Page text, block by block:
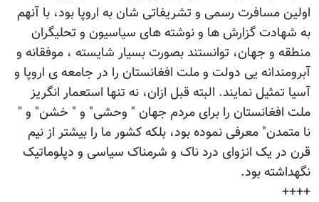
اولین مسافرت رسمی و تشریفاتی شان به اروپا بود، با آنهم
به شهادت گزارش ها و نوشته های سیاسیون و تحلیگران
منطقه و جهان، توانستند بصورت بسیار شایسته ، موفقانه و
آبرومندانه یی دولت و ملت افغانستان را در جامعه ی اروپا و
آسیا تمثیل نمایند. البته قبل ازان، نه تنها استعمار انگریز
ملت افغانستان را برای مردم جهان " وحشی" و " خشن" و "
نا متمدن" معرفی نموده بود، بلکه کشور ما را بیشتر از نیم
قرن در یک انزوای درد ناک و شرمناک سیاسی و دپلوماتیک
نگهداشته بود.
++++